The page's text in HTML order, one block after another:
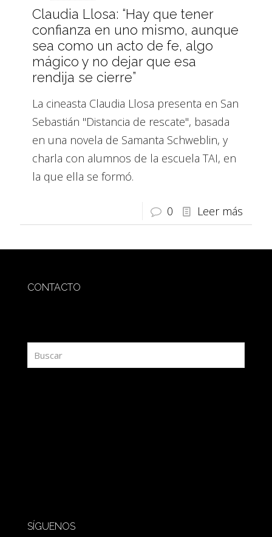
Claudia Llosa: “Hay que tener
confianza en uno mismo, aunque
sea como un acto de fe, algo
mágico y no dejar que esa
rendija se cierre”
La cineasta Claudia Llosa presenta en San
Sebastián "Distancia de rescate", basada
en una novela de Samanta Schweblin, y
charla con alumnos de la escuela TAI, en
la que ella se formó.
0 Leer más
CONTACTO
SÍGUENOS